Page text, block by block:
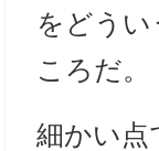
をどう
ころだ。
細かい点